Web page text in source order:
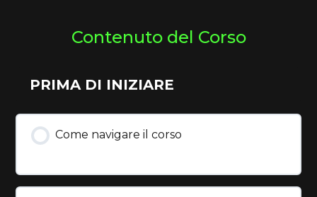
Contenuto del Corso
PRIMA DI INIZIARE
Come navigare il corso